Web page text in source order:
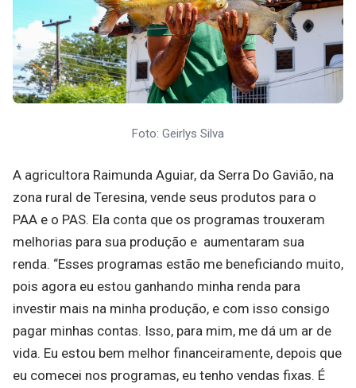
Foto: Geirlys Silva
A agricultora Raimunda Aguiar, da Serra Do Gavião, na
zona rural de Teresina, vende seus produtos para o
PAA e o PAS. Ela conta que os programas trouxeram
melhorias para sua produção e aumentaram sua
renda. “Esses programas estão me beneficiando muito,
pois agora eu estou ganhando minha renda para
investir mais na minha produção, e com isso consigo
pagar minhas contas. Isso, para mim, me dá um ar de
vida. Eu estou bem melhor financeiramente, depois que
eu comecei nos programas, eu tenho vendas fixas. É